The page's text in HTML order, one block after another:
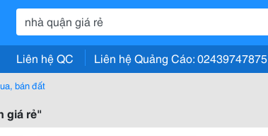
Liên hệ QC Liên hệ Quảng Cáo: 02439747875
bán đất
giá rẻ"